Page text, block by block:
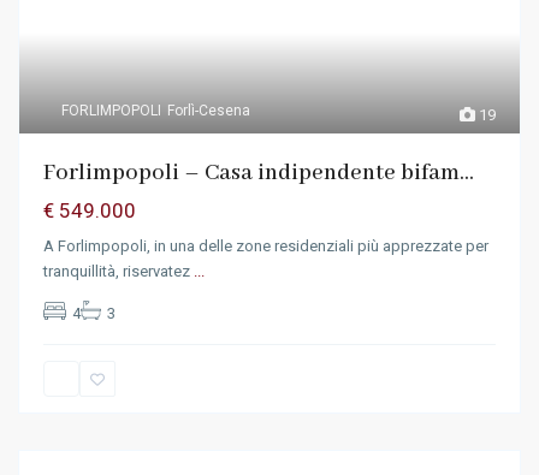
19
FORLIMPOPOLI Forlì-Cesena
Forlimpopoli – Casa indipendente bifam...
€ 549.000
A Forlimpopoli, in una delle zone residenziali più apprezzate per
tranquillità, riservatez ...
4 3